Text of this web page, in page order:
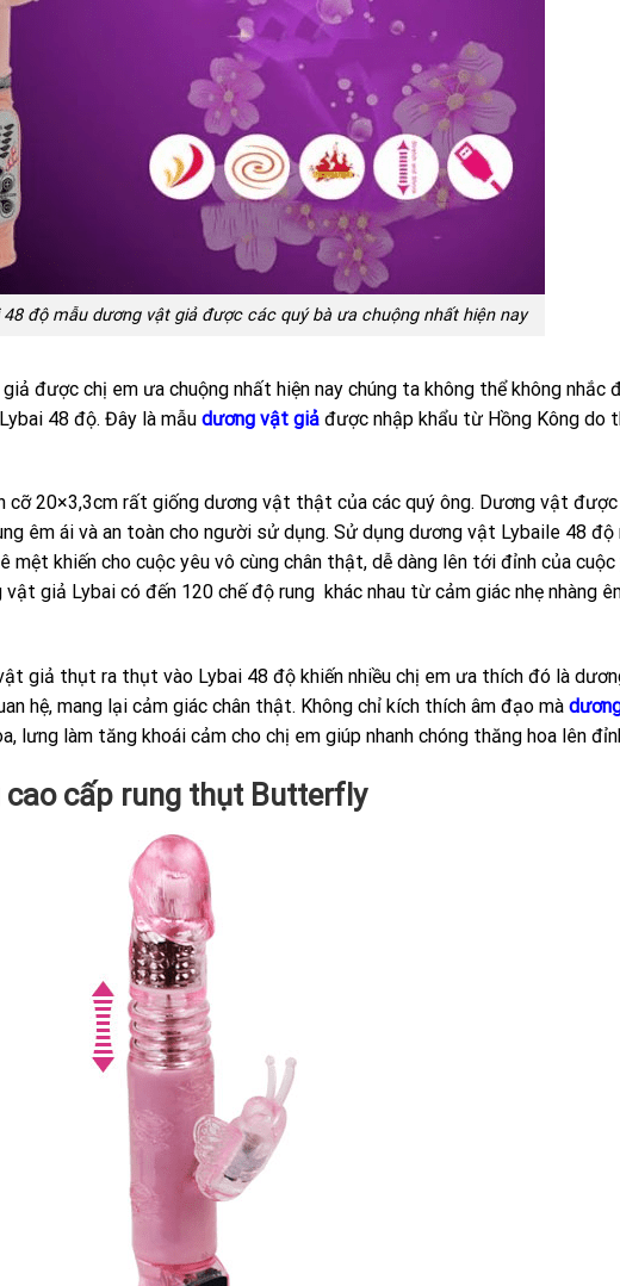
48 độ mẫu dương vật giả được các quý bà ưa chuộng nhất hiện nay
được chị em ưa chuộng nhất hiện nay chúng ta không thể không nhắc
48 độ. Đây là mẫu dương vật giả được nhập khẩu từ Hồng Kông do
cỡ 20×3,3cm rất giống dương vật thật của các quý ông. Dương vật
êm ái và an toàn cho người sử dụng. Sử dụng dương vật Lybaile 48 độ
mệt khiến cho cuộc yêu vô cùng chân thật, dễ dàng lên tới đỉnh của cuộc
giả Lybai có đến 120 chế độ rung khác nhau từ cảm giác nhẹ nhàng
giả thụt ra thụt vào Lybai 48 độ khiến nhiều chị em ưa thích đó là
hệ, mang lại cảm giác chân thật. Không chỉ kích thích âm đạo mà
lưng làm tăng khoái cảm cho chị em giúp nhanh chóng thăng hoa lên
cao cấp rung thụt Butterfly